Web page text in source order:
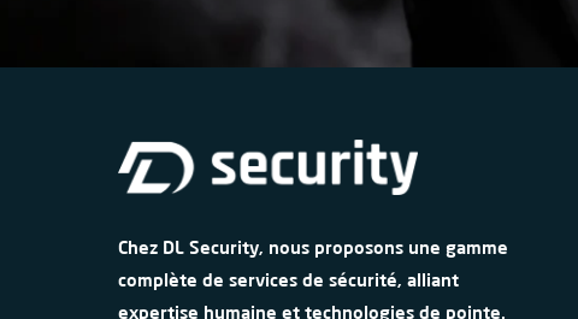
Chez DL Security, nous proposons une gamme
complète de services de sécurité, alliant
expertise humaine et technologies de pointe.